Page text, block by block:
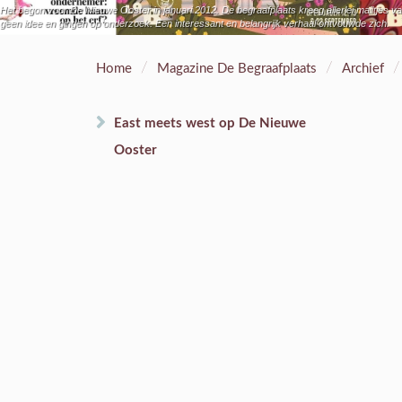
Het begon voor De Nieuwe Ooster in januari 2012. De begraafplaats kreeg allerlei mailtjes
geen idee en gingen op onderzoek. Een interessant en belangrijk verhaal ontvouwde zich.
Home / Magazine De Begraafplaats / Archief /
East meets west op De Nieuwe
Ooster